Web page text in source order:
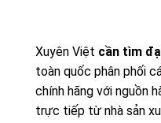
Xuyên Việt cần tìm
toàn quốc phân phối
chính hãng với nguồn
trực tiếp từ nhà sản